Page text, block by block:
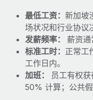
设备管理
在全球范围内配置和跟
实体设立
快速建立合规实体
人员调配与搬迁
轻松搬迁员工
Why owned
EOR compliance
As the global
to the demands of
了解更多
最低工资： 新加坡
场状况和行业协议
发薪频率： 薪资通
标准工时： 正常工
工作日内。
加班： 员工有权
50% 计算；公共假